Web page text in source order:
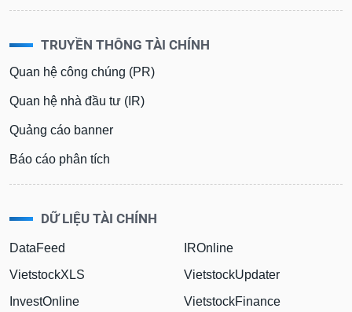
TRUYỀN THÔNG TÀI CHÍNH
Quan hệ công chúng (PR)
Quan hệ nhà đầu tư (IR)
Quảng cáo banner
Báo cáo phân tích
DỮ LIỆU TÀI CHÍNH
DataFeed
VietstockXLS
InvestOnline
IROnline
VietstockUpdater
VietstockFinance